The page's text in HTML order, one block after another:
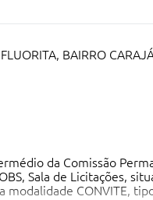
BAIRRO
da Comissão
Sala de Licitações,
modalidade CONVITE,